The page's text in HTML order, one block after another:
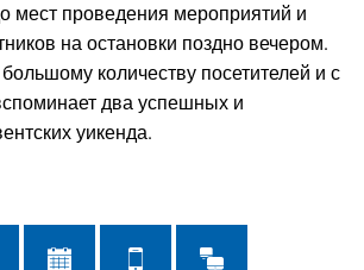
мест проведения мероприятий и
на остановки поздно вечером.
количеству посетителей и с
два успешных и
уикенда.